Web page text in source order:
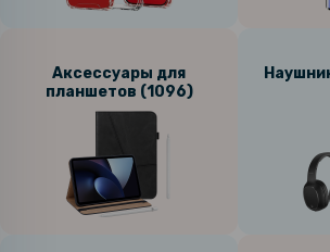
Аксессуары для
планшетов (1096)